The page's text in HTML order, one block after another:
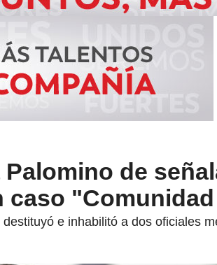
de
caso
e inhabilitó a dos oficiales